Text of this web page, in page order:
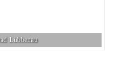
Lübbenau